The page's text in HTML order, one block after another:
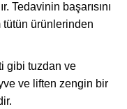
Tedavinin başarısını
ürünlerinden
gibi tuzdan ve
ve liften zengin bir